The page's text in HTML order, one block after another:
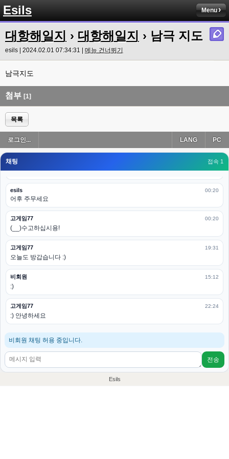
Esils Menu
대항해일지 › 대항해일지 › 남극 지도
esils | 2024.02.01 07:34:31 | 메뉴 건너뛰기
남극지도
첨부 [1]
목록
로그인... PC
LANG
채팅 접속 1
esils 00:19
이게 db 접속자수로 잡는형태로 해서 그런가 ;;
고게임77
밑에 일반웹게임이 더있었네요
esils
아 이제 2로 돌아왔군요
esils 00:19
다 펼쳐두면 너무길어서 ..
esils 00:19
모바일로 보는데도 좀 불편하더라구요
고게임77 00:19
아 ㅋㅋ 내일도 심심하면 들리겠습니다. 벌써 12시가 넘었었네요
esils 00:20
어후 주무세요
고게임77 00:20
(__)수고하십시용!
고게임77 19:31
오늘도 방갑습니다 :)
비회원 15:12
:)
고게임77 22:24
:) 안녕하세요
비회원 채팅 허용 중입니다.
전송
Esils